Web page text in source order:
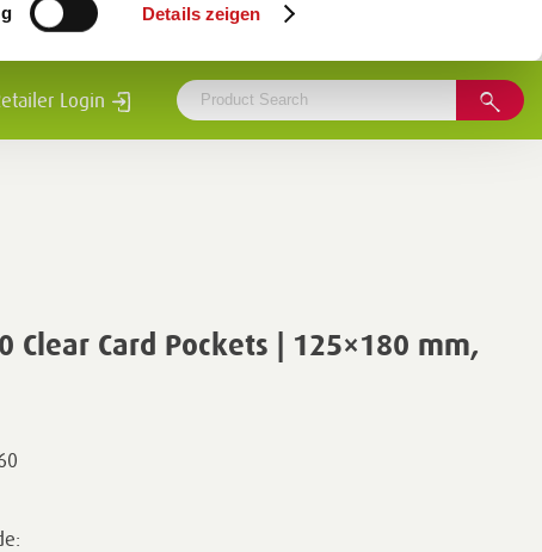
Details zeigen
Login
Clear Card Pockets | 125×180 mm,